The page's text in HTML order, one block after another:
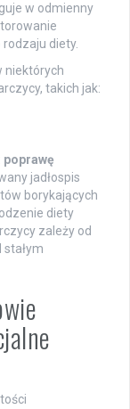
w odmienny
diety.
niektórych
takich jak:
poprawę
jadłospis
borykających
diety
zależy od